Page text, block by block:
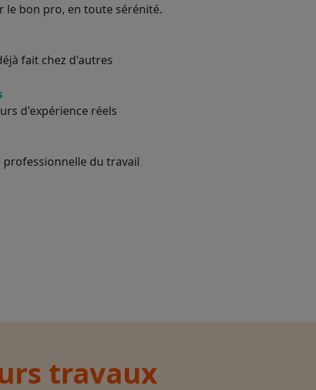
le bon pro, en toute sérénité.
fait chez d'autres
d'expérience réels
du travail
travaux